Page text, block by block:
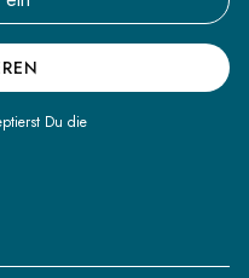
Du die